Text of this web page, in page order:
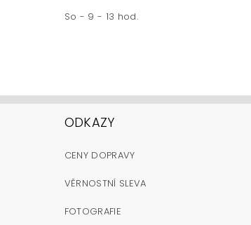
So - 9 - 13 hod.
ODKAZY
CENY DOPRAVY
VĚRNOSTNÍ SLEVA
FOTOGRAFIE